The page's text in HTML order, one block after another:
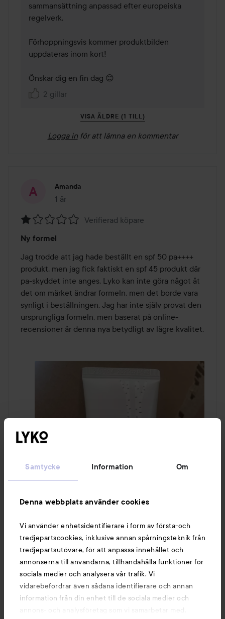
Samtycke Information Om
Denna webbplats använder cookies
Vi använder enhetsidentifierare i form av första-och
tredjepartscookies, inklusive annan spårningsteknik från
tredjepartsutövare, för att anpassa innehållet och
annonserna till användarna, tillhandahålla funktioner för
sociala medier och analysera vår trafik. Vi
vidarebefordrar även sådana identifierare och annan
information från din enhet till de sociala medier och
annons- och analysföretag som vi samarbetar med.
sammansättning anpassad efter europeiska
regelverk.
Förhoppningsvis kommer produktbilden
uppdateras inom kort!
Önskar dig en fin dag 😊
2 gillar
VISA ÄLDRE (1 TILL)
Logga in för att lämna en kommentar
Amanda
1 år
Inlägget skapades 1 år
1
av
5
Verifierad köpare
Ny formel
Jag trodde att jag hade beställt en spf 50 pa++++
produkt, men jag fick faktiskt en spf 45 produkt där
pa-skyddet inte anges. Lyko kan inte göra något åt
det om märket ändrar formeln, men det borde vara
synligt i beställningen. Jag har inte själv provat den
ursprungliga formeln, men baserat på online-
recensioner är denna nya betydligt av lägre kvalitet.